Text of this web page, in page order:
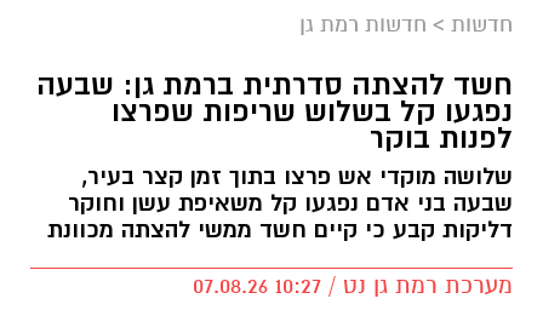
חדשות > חדשות רמת גן
חשד להצתה סדרתית ברמת גן: שבעה
נפגעו קל בשלוש שריפות שפרצו
לפנות בוקר
שלושה מוקדי אש פרצו בתוך זמן קצר בעיר,
שבעה בני אדם נפגעו קל משאיפת עשן וחוקר
דליקות קבע כי קיים חשד ממשי להצתה מכוונת
מערכת רמת גן נט / 10:27 07.08.26